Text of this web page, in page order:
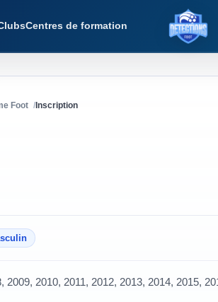
Centres de formation
Foot Inscription
2009, 2010, 2011, 2012, 2013, 2014, 2015,